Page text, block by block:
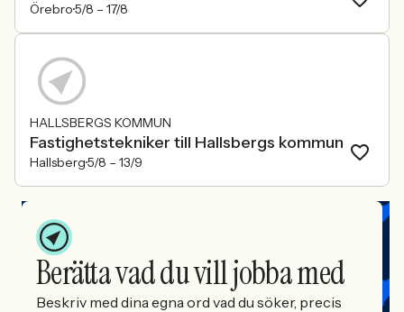
Örebro5/8 – 17/8
HALLSBERGS KOMMUN
Fastighetstekniker till Hallsbergs kommun
Hallsberg5/8 – 13/9
Berätta vad du vill jobba med
Beskriv med dina egna ord vad du söker, precis